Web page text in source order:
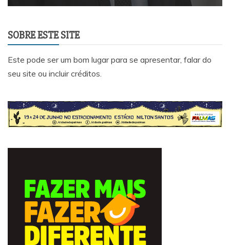
SOBRE ESTE SITE
Este pode ser um bom lugar para se apresentar, falar do
seu site ou incluir créditos.